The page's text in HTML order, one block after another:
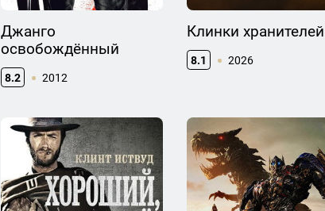
Джанго
освобождённый
8.2 2012
Клинки хранителей
8.1 2026